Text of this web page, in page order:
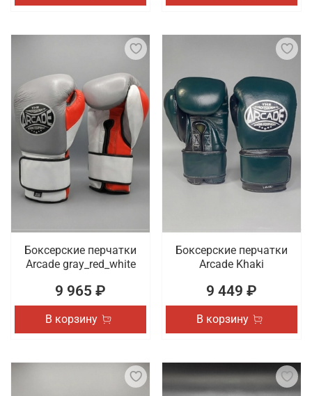
Боксерские перчатки
Arcade gray_red_white
9 965 ₽
В корзину
Боксерские перчатки
Arcade Khaki
9 449 ₽
В корзину